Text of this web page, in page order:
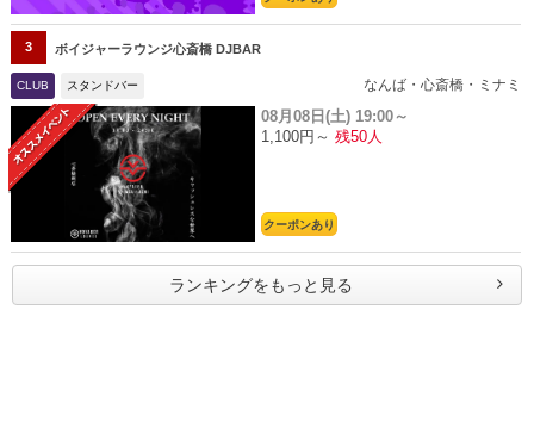
3 ボイジャーラウンジ心斎橋 DJBAR
CLUB スタンドバー なんば・心斎橋・ミナミ
08月08日(土) 19:00～
1,100円～ 残50人
クーポンあり
ランキングをもっと見る